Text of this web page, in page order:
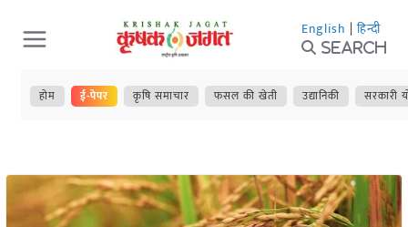
Skip
to
content
English | हिन्दी
Search
होम ई-पेपर कृषि समाचार फसल की खेती उद्यानिकी सरकारी